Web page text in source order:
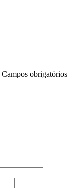
Campos obrigatórios